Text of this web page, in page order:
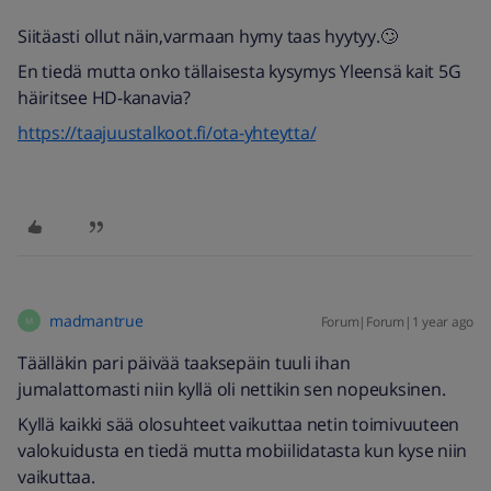
Siitäasti ollut näin,varmaan hymy taas hyytyy.🙄
En tiedä mutta onko tällaisesta kysymys Yleensä kait 5G
häiritsee HD-kanavia?
https://taajuustalkoot.fi/ota-yhteytta/
M madmantrue Forum|Forum|1 year ago
Täälläkin pari päivää taaksepäin tuuli ihan
jumalattomasti niin kyllä oli nettikin sen nopeuksinen.
Kyllä kaikki sää olosuhteet vaikuttaa netin toimivuuteen
valokuidusta en tiedä mutta mobiilidatasta kun kyse niin
vaikuttaa.